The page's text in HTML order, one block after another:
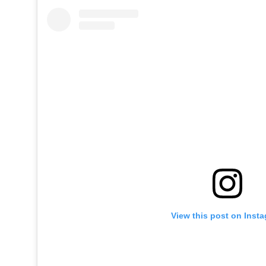
View this post on